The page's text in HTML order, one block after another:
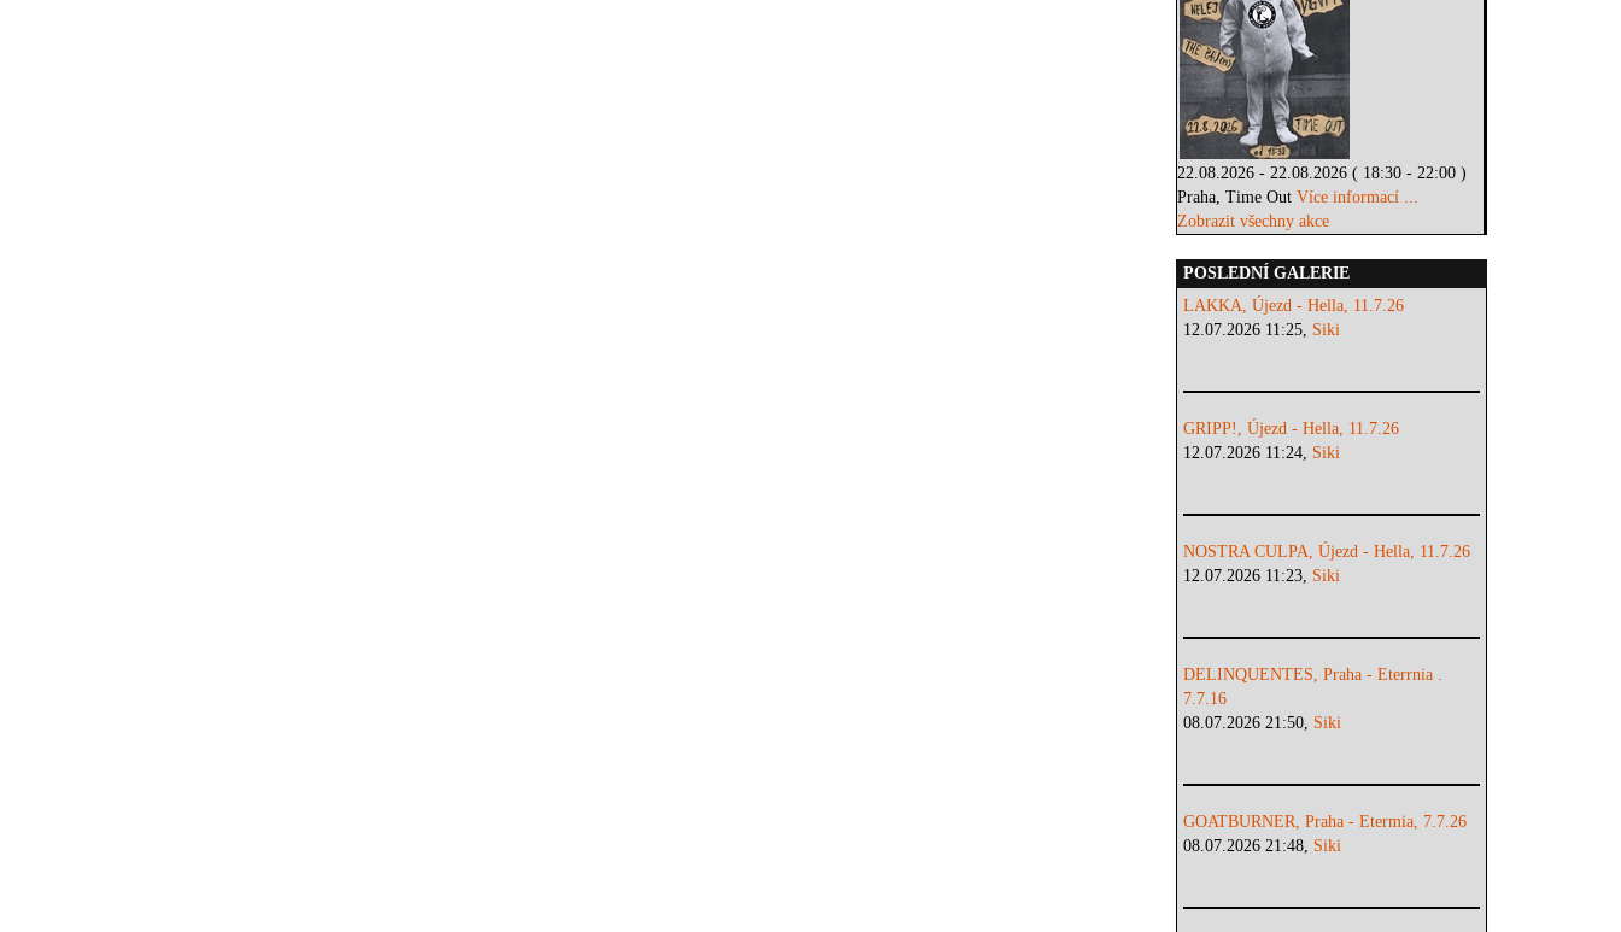
22.08.2026 - 22.08.2026 ( 18:30 - 22:00 )
Praha, Time OutVíce informací ...
Zobrazit všechny akce
POSLEDNÍ GALERIE
LAKKA, Újezd - Hella, 11.7.26
12.07.2026 11:25, Siki
GRIPP!, Újezd - Hella, 11.7.26
12.07.2026 11:24, Siki
NOSTRA CULPA, Újezd - Hella, 11.7.26
12.07.2026 11:23, Siki
DELINQUENTES, Praha - Eterrnia .
7.7.16
08.07.2026 21:50, Siki
GOATBURNER, Praha - Etermia, 7.7.26
08.07.2026 21:48, Siki